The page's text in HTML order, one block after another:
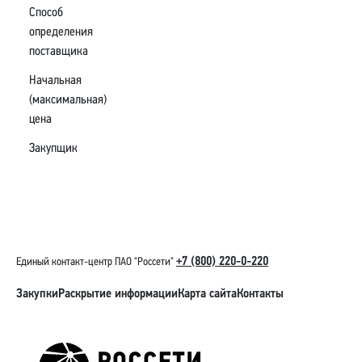
Способ
определения
поставщика
Начальная
(максимальная)
цена
Закупщик
Единый контакт-центр ПАО "Россети" +7 (800) 220-0-220
ЗакупкиРаскрытие информацииКарта сайтаКонтакты